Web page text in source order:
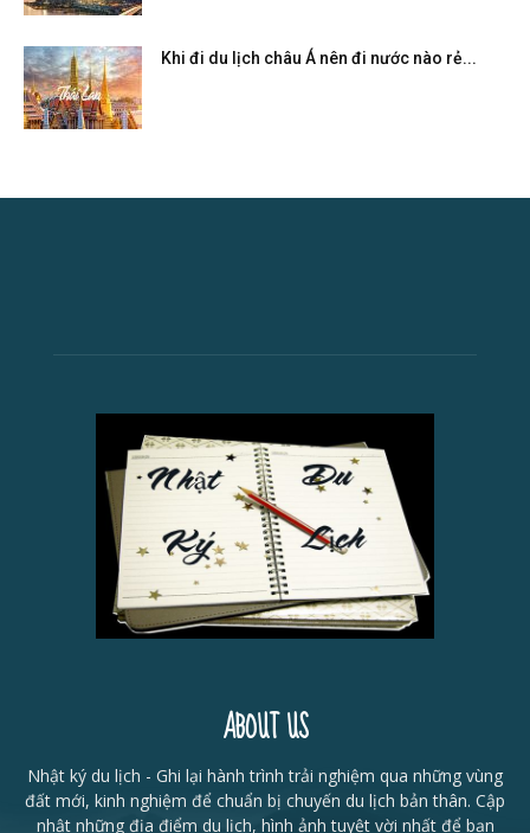
Khi đi du lịch châu Á nên đi nước nào rẻ...
ABOUT US
Nhật ký du lịch - Ghi lại hành trình trải nghiệm qua những vùng
đất mới, kinh nghiệm để chuẩn bị chuyến du lịch bản thân. Cập
nhật những địa điểm du lịch, hình ảnh tuyệt vời nhất để bạn